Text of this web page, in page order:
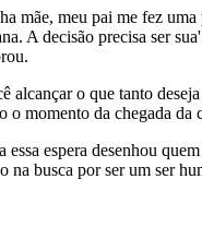
mãe, meu pai me fez
A decisão precisa ser
o que tanto
momento da chegada
espera desenhou
busca por ser um ser